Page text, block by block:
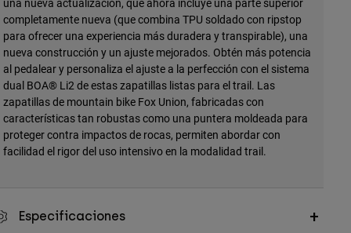
completamente nueva (que combina TPU soldado con ripstop
para ofrecer una experiencia más duradera y transpirable), una
nueva construcción y un ajuste mejorados. Obtén más potencia
al pedalear y personaliza el ajuste a la perfección con el sistema
dual BOA® Li2 de estas zapatillas listas para el trail. Las
zapatillas de mountain bike Fox Union, fabricadas con
características tan robustas como una puntera moldeada para
proteger contra impactos de rocas, permiten abordar con
facilidad el rigor del uso intensivo en la modalidad trail.
Especificaciones